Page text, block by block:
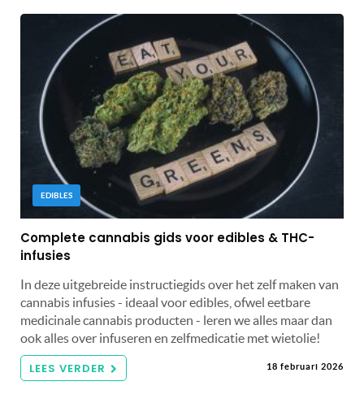
EDIBLES
Complete cannabis gids voor edibles & THC-
infusies
In deze uitgebreide instructiegids over het zelf maken van
cannabis infusies - ideaal voor edibles, ofwel eetbare
medicinale cannabis producten - leren we alles maar dan
ook alles over infuseren en zelfmedicatie met wietolie!
LEES VERDER 18 februari 2026